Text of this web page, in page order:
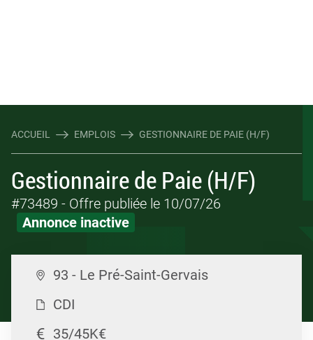
ACCUEIL EMPLOIS GESTIONNAIRE DE PAIE (H/F)
Gestionnaire de Paie (H/F)
#73489 - Offre publiée le 10/07/26
Annonce inactive
93 - Le Pré-Saint-Gervais
CDI
35/45K€